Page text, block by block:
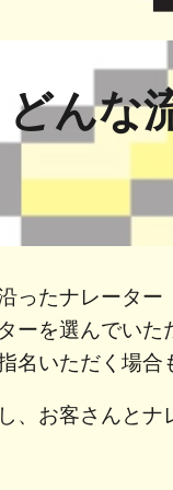
んな
ったナレーター
ーを選んでい
名いただく場合
お客さんとナ